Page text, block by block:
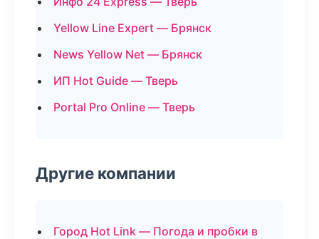
Yellow Line Expert — Брянск
News Yellow Net — Брянск
ИП Hot Guide — Тверь
Portal Pro Online — Тверь
Другие компании
Город Hot Link — Погода и пробки в